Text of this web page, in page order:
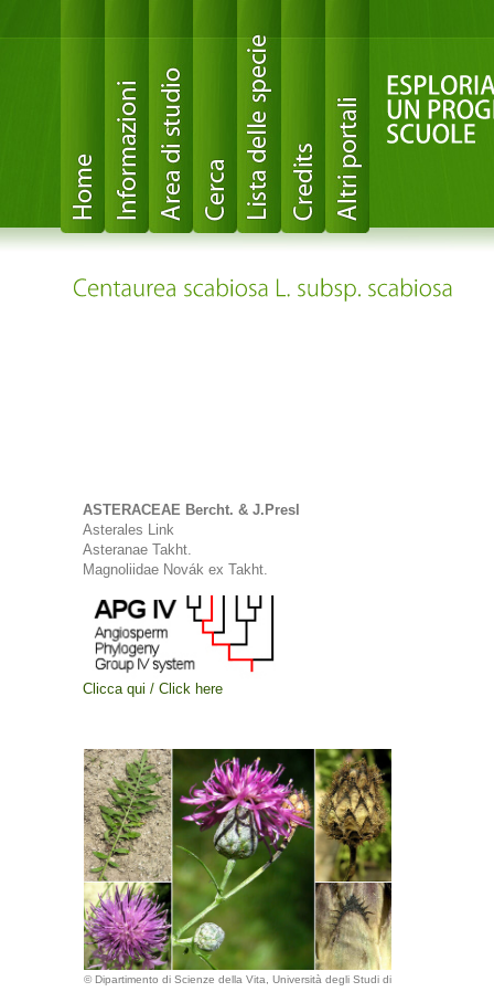
ASTERACEAE Bercht. & J.Presl
Asterales Link
Asteranae Takht.
Magnoliidae Novák ex Takht.
Clicca qui / Click here
© Dipartimento di Scienze della Vita, Università degli Studi di